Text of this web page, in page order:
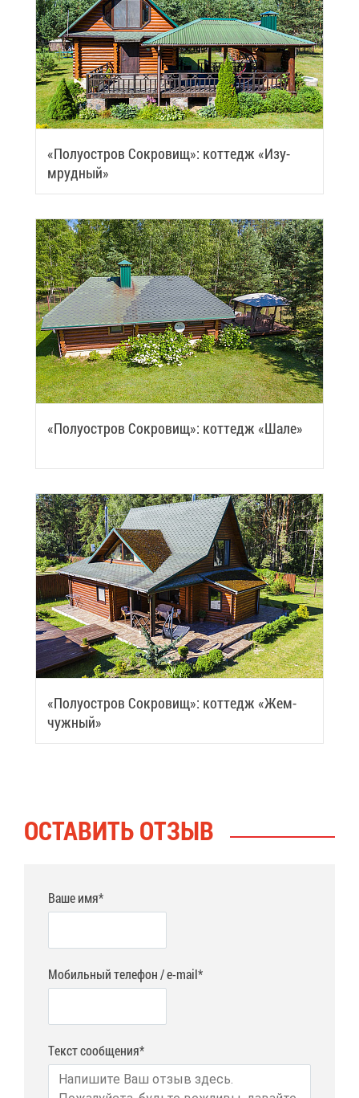
«По­лу­ост­ров Со­кро­вищ»: кот­тедж «Изу­
мруд­ный»
«По­лу­ост­ров Со­кро­вищ»: кот­тедж «Ша­ле»
«По­лу­ост­ров Со­кро­вищ»: кот­тедж «Жем­
чуж­ный»
ОСТА­ВИТЬ ОТ­ЗЫВ
Ваше имя*
Мобильный телефон / e-mail*
Текст сообщения*